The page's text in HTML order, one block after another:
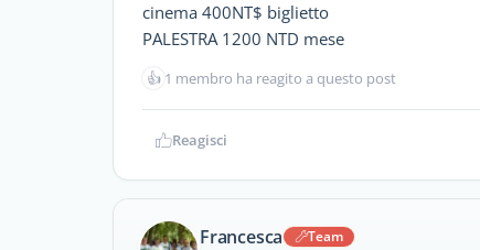
cinema 400NT$ biglietto
PALESTRA 1200 NTD mese
👍 1 membro ha reagito a questo post
Reagisci
Francesca
Team